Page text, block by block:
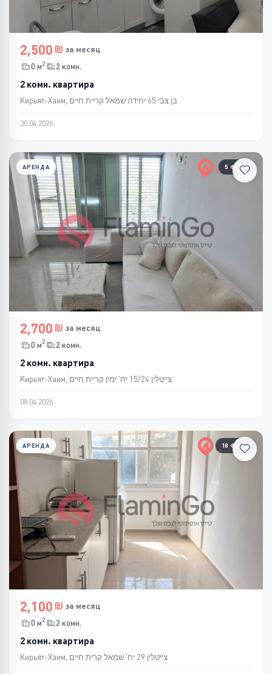
2,500
за месяц
0 м2 2 комн.
2 комн. квартира
Кирьят-Хаим, בן צבי 65 יחידה שמאל קריית חיים
30.04.2026
5 ФОТО
АРЕНДА
2,700
за месяц
0 м2 2 комн.
2 комн. квартира
Кирьят-Хаим, צייטלין 15/24 יח' ימין קריית חיים
08.04.2026
18 ФОТО
АРЕНДА
2,100
за месяц
0 м2 2 комн.
2 комн. квартира
Кирьят-Хаим, צייטלין 29 יח' שמאל קרית חיים